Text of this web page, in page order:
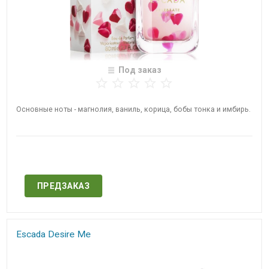
Под заказ
Основные ноты - магнолия, ваниль, корица, бобы тонка и имбирь.
ПРЕДЗАКАЗ
Escada Desire Me